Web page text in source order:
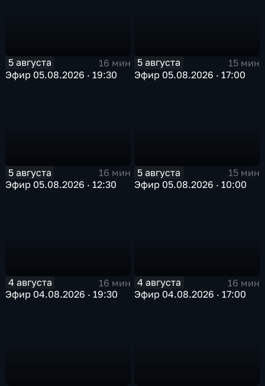
5 августа
16 мин
Эфир 05.08.2026 · 19:30
5 августа
15 мин
Эфир 05.08.2026 · 17:00
5 августа
16 мин
Эфир 05.08.2026 · 12:30
5 августа
15 мин
Эфир 05.08.2026 · 10:00
4 августа
16 мин
Эфир 04.08.2026 · 19:30
4 августа
16 мин
Эфир 04.08.2026 · 17:00